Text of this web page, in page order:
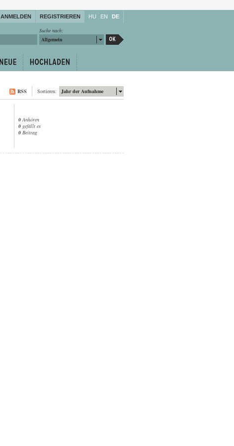
ANMELDEN REGISTRIEREN HU EN DE
Suche nach:
Allgemein
Jahr der Aufnahme
Sortieren:
RSS
0Anhören
0 gefällt es
0 Beitrag